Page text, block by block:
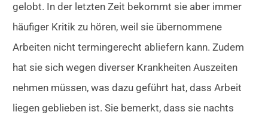
gelobt. In der letzten Zeit bekommt sie aber immer
häufiger Kritik zu hören, weil sie übernommene
Arbeiten nicht termingerecht abliefern kann. Zudem
hat sie sich wegen diverser Krankheiten Auszeiten
nehmen müssen, was dazu geführt hat, dass Arbeit
liegen geblieben ist. Sie bemerkt, dass sie nachts